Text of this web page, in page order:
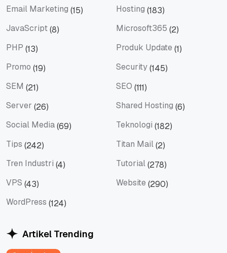
Email Marketing (15) Hosting (183)
JavaScript(8) Microsoft365 (2)
PHP (13) Produk Update (1)
Promo (19) Security(145)
SEM (21) SEO (111)
Server (26) Shared Hosting (6)
Social Media(69) Teknologi (182)
Tips (242) Titan Mail(2)
Tren Industri (4) Tutorial(278)
VPS (43) Website (290)
WordPress (124)
Artikel Trending